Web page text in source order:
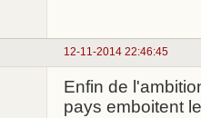
12-11-2014 22:46:45
Enfin de
pays emboitent